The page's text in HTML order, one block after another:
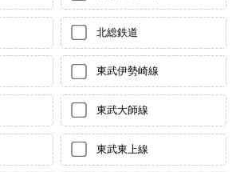
北総鉄道
東武伊勢崎線
東武大師線
東武東上線